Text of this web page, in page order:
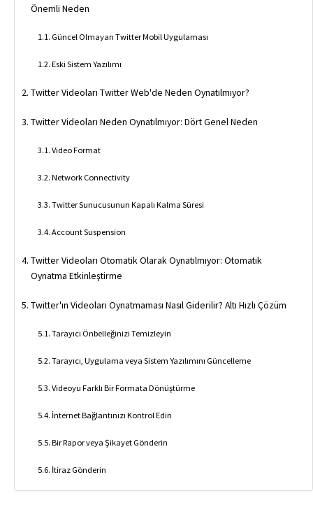
Önemli Neden
Güncel Olmayan Twitter Mobil Uygulaması
Eski Sistem Yazılımı
Twitter Videoları Twitter Web'de Neden Oynatılmıyor?
Twitter Videoları Neden Oynatılmıyor: Dört Genel Neden
Video Format
Network Connectivity
Twitter Sunucusunun Kapalı Kalma Süresi
Account Suspension
Twitter Videoları Otomatik Olarak Oynatılmıyor: Otomatik
Oynatma Etkinleştirme
Twitter'ın Videoları Oynatmaması Nasıl Giderilir? Altı Hızlı Çözüm
Tarayıcı Önbelleğinizi Temizleyin
Tarayıcı, Uygulama veya Sistem Yazılımını Güncelleme
Videoyu Farklı Bir Formata Dönüştürme
İnternet Bağlantınızı Kontrol Edin
Bir Rapor veya Şikayet Gönderin
İtiraz Gönderin